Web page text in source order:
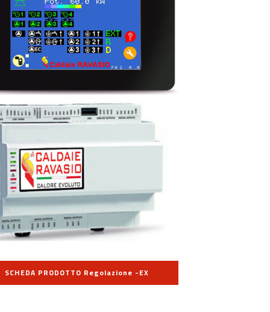
SCHEDA PRODOTTO Regolazione -EX